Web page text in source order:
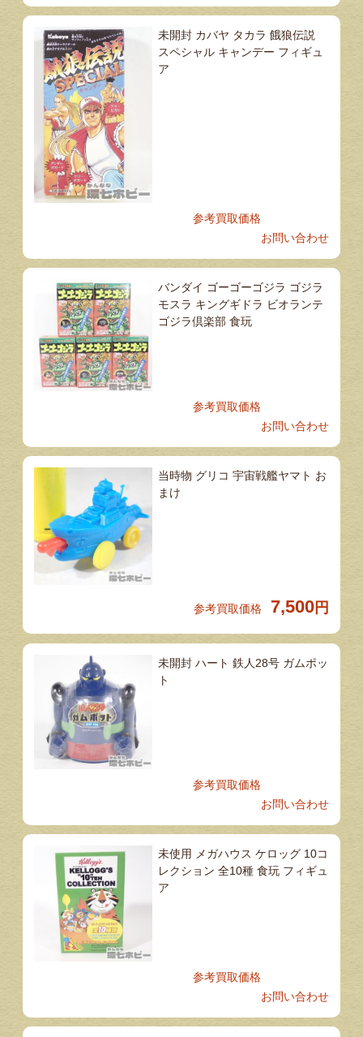
未開封 カバヤ タカラ 餓狼伝説
スペシャル キャンデー フィギュ
ア
参考買取価格
お問い合わせ
バンダイ ゴーゴーゴジラ ゴジラ
モスラ キングギドラ ビオランテ
ゴジラ倶楽部 食玩
参考買取価格
お問い合わせ
当時物 グリコ 宇宙戦艦ヤマト お
まけ
参考買取価格 7,500 円
未開封 ハート 鉄人28号 ガムポッ
ト
参考買取価格
お問い合わせ
未使用 メガハウス ケロッグ 10コ
レクション 全10種 食玩 フィギュ
ア
参考買取価格
お問い合わせ